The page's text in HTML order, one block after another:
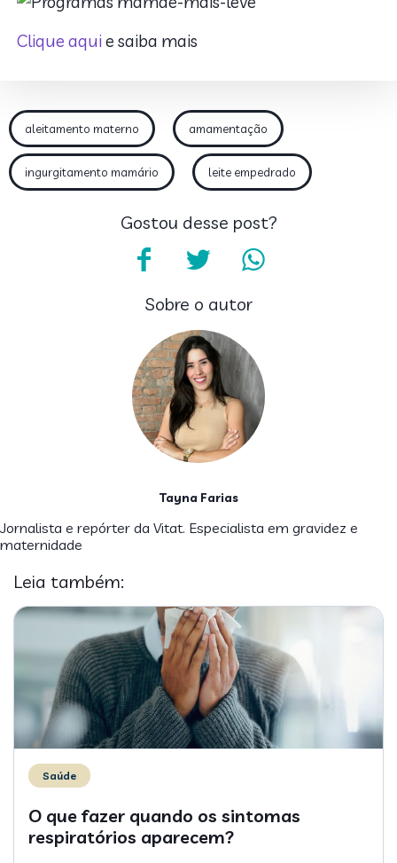
Clique aquie saiba mais
aleitamento materno amamentação
ingurgitamento mamário leite empedrado
Gostou desse post?
Sobre o autor
Tayna Farias
Jornalista e repórter da Vitat. Especialista em gravidez e
maternidade
Leia também:
Saúde
O que fazer quando os sintomas
respiratórios aparecem?